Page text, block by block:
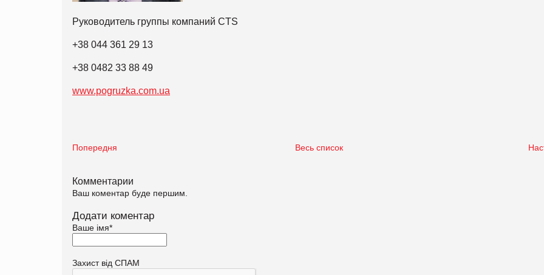
Руководитель группы компаний CTS
+38 044 361 29 13
+38 0482 33 88 49
www.pogruzka.com.ua
Попередня Весь список
Комментарии
Ваш коментар буде першим.
Додати коментар
Ваше імя*
Захист від СПАМ